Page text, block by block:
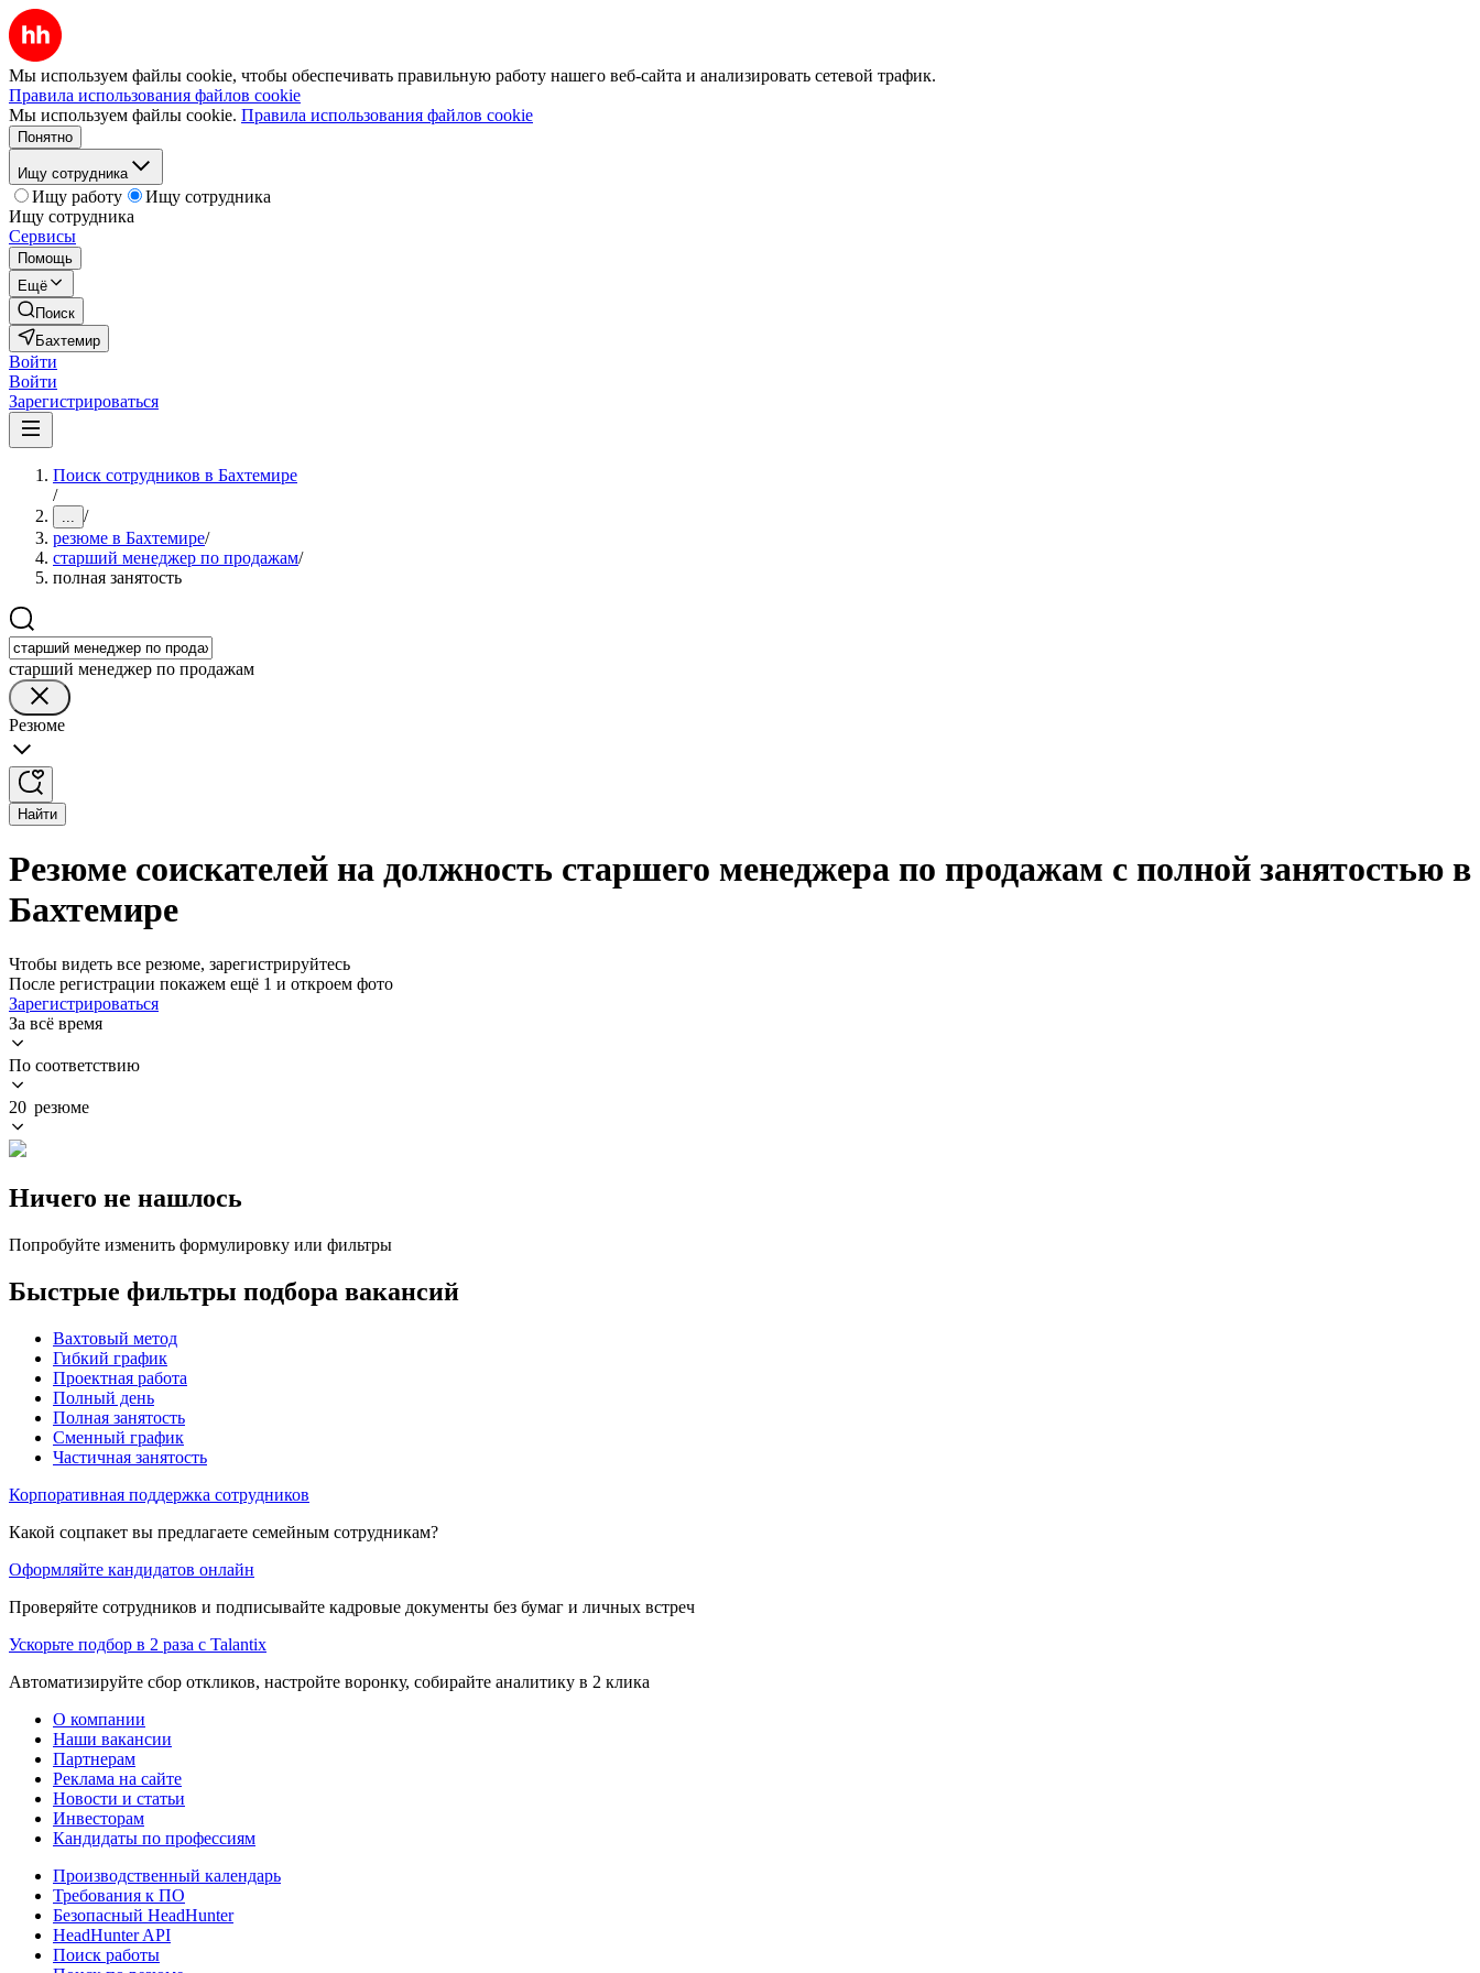
Мы используем файлы cookie, чтобы обеспечивать правильную работу нашего веб-сайта и анализировать сетевой трафик.
Правила использования файлов cookie
Мы используем файлы cookie. Правила использования файлов cookie
Понятно
Ищу сотрудника
Ищу работу
Ищу сотрудника
Ищу сотрудника
Сервисы
Помощь
Ещё
Поиск
Бахтемир
Войти
Войти
Зарегистрироваться
Поиск сотрудников в Бахтемире
/
... /
резюме в Бахтемире/
старший менеджер по продажам/
полная занятость
старший менеджер по продажам
Резюме
Найти
Резюме соискателей на должность старшего менеджера по продажам с полной занятостью в
Бахтемире
Чтобы видеть все резюме, зарегистрируйтесь
После регистрации покажем ещё 1 и откроем фото
Зарегистрироваться
За всё время
По соответствию
20 резюме
Ничего не нашлось
Попробуйте изменить формулировку или фильтры
Быстрые фильтры подбора вакансий
Вахтовый метод
Гибкий график
Проектная работа
Полный день
Полная занятость
Сменный график
Частичная занятость
Корпоративная поддержка сотрудников
Какой соцпакет вы предлагаете семейным сотрудникам?
Оформляйте кандидатов онлайн
Проверяйте сотрудников и подписывайте кадровые документы без бумаг и личных встреч
Ускорьте подбор в 2 раза с Talantix
Автоматизируйте сбор откликов, настройте воронку, собирайте аналитику в 2 клика
О компании
Наши вакансии
Партнерам
Реклама на сайте
Новости и статьи
Инвесторам
Кандидаты по профессиям
Производственный календарь
Требования к ПО
Безопасный HeadHunter
HeadHunter API
Поиск работы